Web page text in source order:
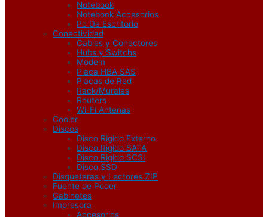
Notebook
Notebook Accesorios
Pc De Escritorio
Conectividad
Cables y Conectores
Hubs y Switchs
Modem
Placa HBA SAS
Placas de Red
Rack/Murales
Routers
Wi-Fi Antenas
Cooler
Discos
Disco Rigido Externo
Disco Rigido SATA
Disco Rigido SCSI
Disco SSD
Disqueteras y Lectores ZIP
Fuente de Poder
Gabinetes
Impresora
Accesorios